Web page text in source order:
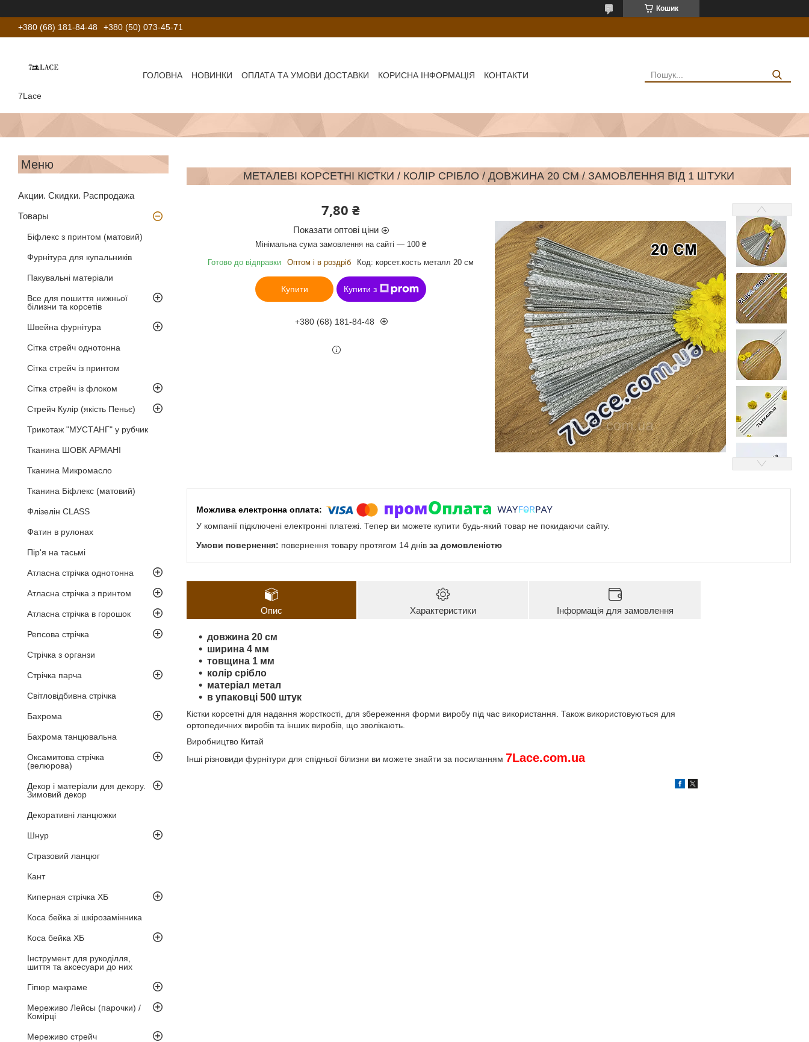
Кошик
+380 (68) 181-84-48 +380 (50) 073-45-71
7Lace
ГОЛОВНА НОВИНКИ ОПЛАТА ТА УМОВИ ДОСТАВКИ КОРИСНА ІНФОРМАЦІЯ КОНТАКТИ
Акции. Скидки. Распродажа
Товары
Біфлекс з принтом (матовий)
Фурнітура для купальників
Пакувальні матеріали
Все для пошиття нижньої
білизни та корсетів
Швейна фурнітура
Сітка стрейч однотонна
Сітка стрейч із принтом
Сітка стрейч із флоком
Стрейч Кулір (якість Пеньє)
Трикотаж "МУСТАНГ" у рубчик
Тканина ШОВК АРМАНІ
Тканина Микромасло
Тканина Біфлекс (матовий)
Флізелін CLASS
Фатин в рулонах
Пір'я на тасьмі
Атласна стрічка однотонна
Атласна стрічка з принтом
Атласна стрічка в горошок
Репсова стрічка
Стрічка з органзи
Стрічка парча
Світловідбивна стрічка
Бахрома
Бахрома танцювальна
Оксамитова стрічка
(велюрова)
Декор і матеріали для декору.
Зимовий декор
Декоративні ланцюжки
Шнур
Стразовий ланцюг
Кант
Киперная стрічка ХБ
Коса бейка зі шкірозамінника
Коса бейка ХБ
Інструмент для рукоділля,
шиття та аксесуари до них
Гіпюр макраме
Мереживо Лейсы (парочки) /
Комірці
Мереживо стрейч
МЕТАЛЕВІ КОРСЕТНІ КІСТКИ / КОЛІР СРІБЛО / ДОВЖИНА 20 СМ / ЗАМОВЛЕННЯ ВІД 1 ШТУКИ
7,80 ₴
Показати оптові ціни
Мінімальна сума замовлення на сайті — 100 ₴
Готово до відправки
Оптом і в роздріб Код: корсет.кость металл 20 см
Купити Купити з
+380 (68) 181-84-48
У компанії підключені електронні платежі. Тепер ви можете купити будь-який товар не покидаючи сайту.
повернення товару протягом 14 днів за домовленістю
Опис Характеристики Інформація для замовлення
довжина 20 см
ширина 4 мм
товщина 1 мм
колір срібло
матеріал метал
в упаковці 500 штук
Кістки корсетні для надання жорсткості, для збереження форми виробу під час використання. Також використовуються для
ортопедичних виробів та інших виробів, що зволікають.
Виробництво Китай
Інші різновиди фурнітури для спідньої білизни ви можете знайти за посиланням 7Lace.com.ua